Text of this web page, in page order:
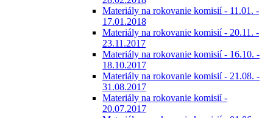
Materiály na rokovanie komisií - 11.01. -
17.01.2018
Materiály na rokovanie komisií - 20.11. -
23.11.2017
Materiály na rokovanie komisií - 16.10. -
18.10.2017
Materiály na rokovanie komisií - 21.08. -
31.08.2017
Materiály na rokovanie komisií -
20.07.2017